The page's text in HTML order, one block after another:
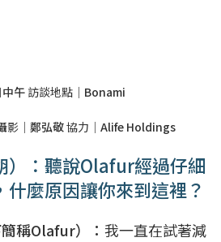
午 訪談地點｜ Bonami
影｜ 鄭弘敬協力｜ Alife Holdings
）：聽說Olafur經過仔細
麼原因讓你來到這裡？
稱Olafur）： 我一直在試著減